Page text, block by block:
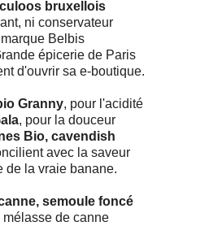
bruxellois
ni conservateur
Belbis
épicerie de Paris
d'ouvrir sa e-boutique.
Granny, pour l'acidité
, pour la douceur
Bio, cavendish
avec la saveur
de la vraie banane.
semoule foncé
mélasse de canne